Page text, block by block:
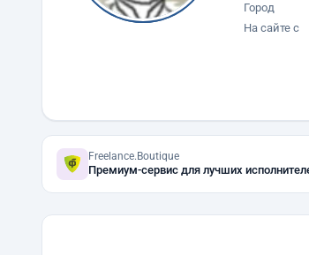
Город
На сайте с
Freelance.Boutique
Премиум-сервис для лучших